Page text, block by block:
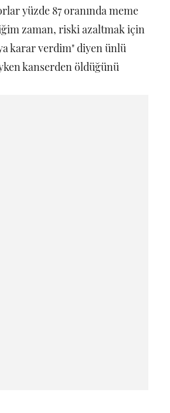
yüzde 87 oranında meme
zaman, riski azaltmak için
karar verdim" diyen ünlü
kanserden öldüğünü